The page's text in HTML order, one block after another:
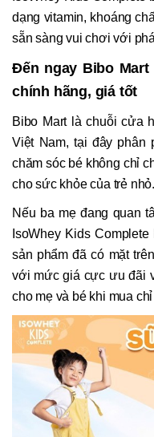
dạng vitamin, khoáng
sẵn sàng vui chơi với
Đến ngay Bibo
chính hãng, giá tốt
Bibo Mart là chuỗi cửa
Việt Nam, tại đây phân
chăm sóc bé không chỉ
cho sức khỏe của trẻ nhỏ.
Nếu ba mẹ đang quan
IsoWhey Kids
sản phẩm đã có mặt
với mức giá cực ưu đãi
cho mẹ và bé khi mua